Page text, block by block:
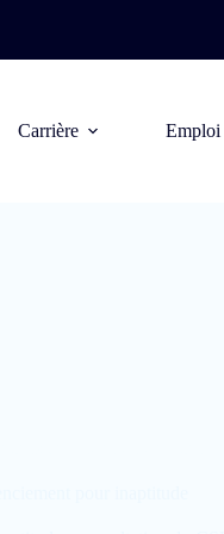
Carrière Emploi